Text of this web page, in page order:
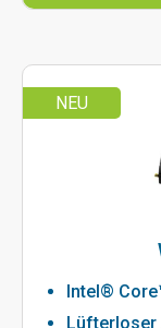
NEU
Intel®
Lüfterloser